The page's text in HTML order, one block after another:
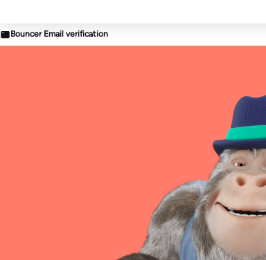
Bouncer Email verification